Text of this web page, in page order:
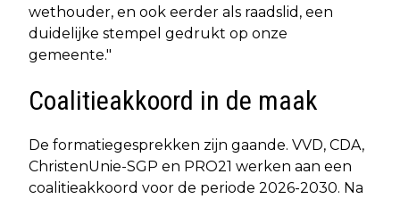
wethouder, en ook eerder als raadslid, een
duidelijke stempel gedrukt op onze
gemeente."
Coalitieakkoord in de maak
De formatiegesprekken zijn gaande. VVD, CDA,
ChristenUnie-SGP en PRO21 werken aan een
coalitieakkoord voor de periode 2026-2030. Na